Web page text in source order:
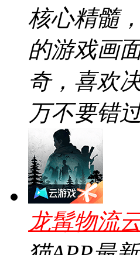
核心精髓
的游戏画
奇，喜欢
万不要错
龙髯物流